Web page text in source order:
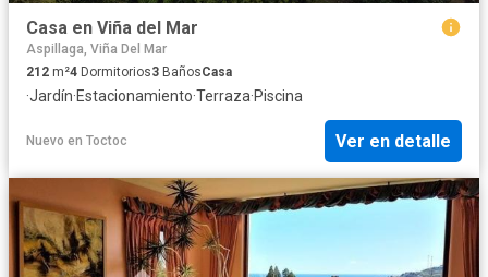
Casa en Viña del Mar
Aspillaga, Viña Del Mar
212 m²4 Dormitorios3 BañosCasa
·Jardín·Estacionamiento·Terraza·Piscina
Nuevo en Toctoc Ver en detalle